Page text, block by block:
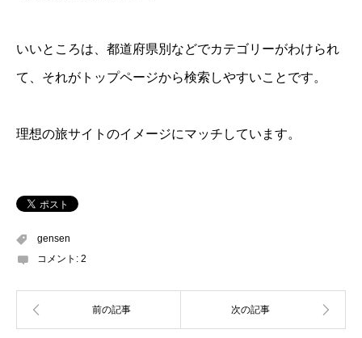
いいところは、都道府県別などでカテゴリーがわけられ
て、それがトップページから検索しやすいことです。
理想の旅サイトのイメージにマッチしています。
gensen
コメント: 2